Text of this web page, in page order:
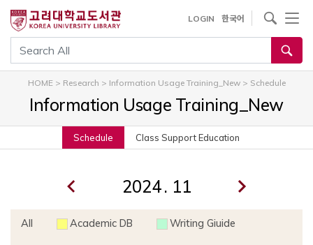
건
기
통합검색
LOGIN 한국어
사이트내 검색
HOME> Research > Information Usage Training_New> Schedule
Information Usage Training_New
Schedule Class Support Education
.
All Academic DB Writing Giuide